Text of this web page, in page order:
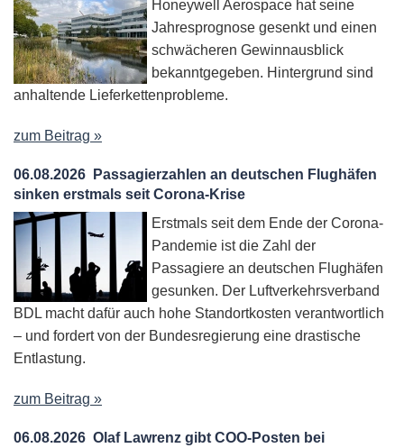
Honeywell Aerospace hat seine
Jahresprognose gesenkt und einen
schwächeren Gewinnausblick
bekanntgegeben. Hintergrund sind
anhaltende Lieferkettenprobleme.
zum Beitrag »
06.08.2026
Passagierzahlen an deutschen Flughäfen
sinken erstmals seit Corona-Krise
Erstmals seit dem Ende der Corona-
Pandemie ist die Zahl der
Passagiere an deutschen Flughäfen
gesunken. Der Luftverkehrsverband
BDL macht dafür auch hohe Standortkosten verantwortlich
– und fordert von der Bundesregierung eine drastische
Entlastung.
zum Beitrag »
06.08.2026 Olaf Lawrenz gibt COO-Posten bei